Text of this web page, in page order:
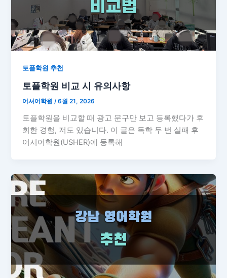
토플학원 추천
토플학원 비교 시 유의사항
어셔어학원/6월 21, 2026
토플학원을 비교할 때 광고 문구만 보고 등록했다가 후
회한 경험, 저도 있습니다. 이 글은 독학 두 번 실패 후
어셔어학원(USHER)에 등록해